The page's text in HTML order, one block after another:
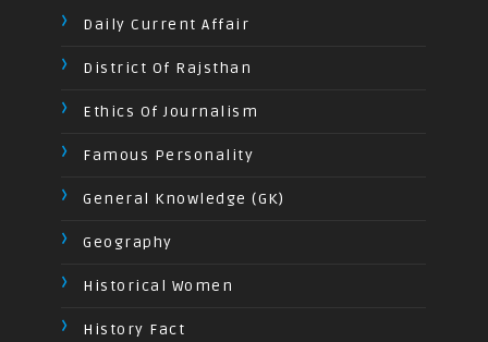
Daily Current Affair
District Of Rajsthan
Ethics Of Journalism
Famous Personality
General Knowledge (GK)
Geography
Historical Women
History Fact